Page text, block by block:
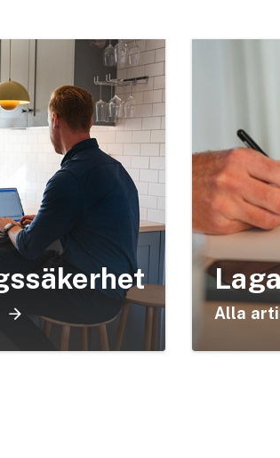
Alla